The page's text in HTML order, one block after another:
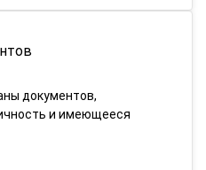
документов,
и имеющееся